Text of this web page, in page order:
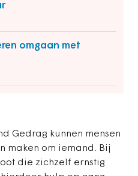
omgaan met
Gedrag kunnen mensen
maken om iemand. Bij
die zichzelf ernstig